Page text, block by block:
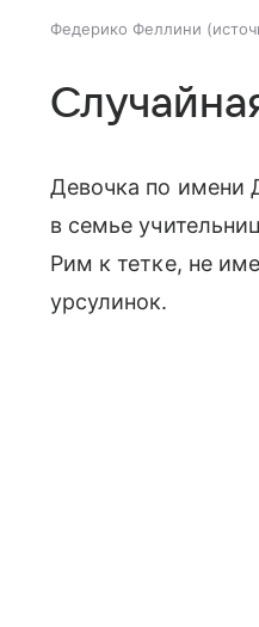
Федерико Феллини
Девочка по имени
в семье
Рим к тетке, не
урсулинок.